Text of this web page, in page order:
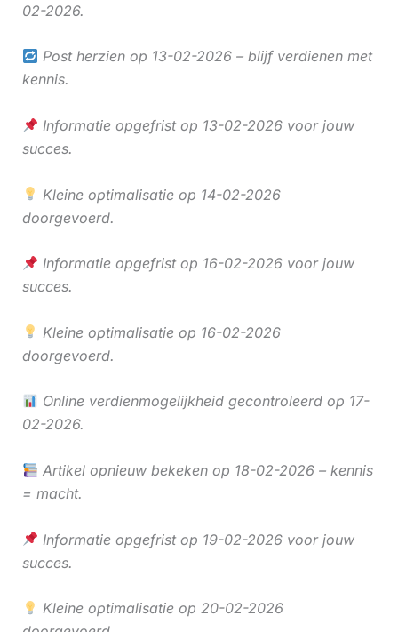
02-2026.
Post herzien op 13-02-2026 – blijf verdienen met
kennis.
Informatie opgefrist op 13-02-2026 voor jouw
succes.
Kleine optimalisatie op 14-02-2026
doorgevoerd.
Informatie opgefrist op 16-02-2026 voor jouw
succes.
Kleine optimalisatie op 16-02-2026
doorgevoerd.
Online verdienmogelijkheid gecontroleerd op 17-
02-2026.
Artikel opnieuw bekeken op 18-02-2026 – kennis
= macht.
Informatie opgefrist op 19-02-2026 voor jouw
succes.
Kleine optimalisatie op 20-02-2026